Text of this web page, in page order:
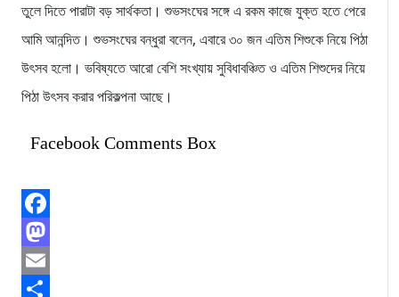
তুলে দিতে পারাটা বড় সার্থকতা। শুভসংঘের সঙ্গে এ রকম কাজে যুক্ত হতে পেরে
আমি আনন্দিত। শুভসংঘের বন্ধুরা বলেন, এবারে ৩০ জন এতিম শিশুকে নিয়ে পিঠা
উৎসব হলো। ভবিষ্যতে আরো বেশি সংখ্যায় সুবিধাবঞ্চিত ও এতিম শিশুদের নিয়ে
পিঠা উৎসব করার পরিকল্পনা আছে।
Facebook Comments Box
Facebook
Mastodon
Email